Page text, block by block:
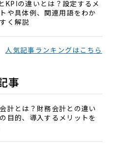
KPIの違いとは？設定するメ
や具体例、関連用語をわか
く解説
人気記事ランキングはこちら
事
計とは？財務会計との違い
目的、導入するメリットを